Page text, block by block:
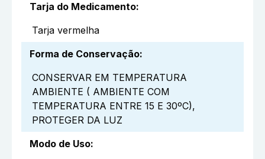
Tarja do Medicamento:
Tarja vermelha
Forma de Conservação:
CONSERVAR EM TEMPERATURA
AMBIENTE ( AMBIENTE COM
TEMPERATURA ENTRE 15 E 30ºC),
PROTEGER DA LUZ
Modo de Uso: